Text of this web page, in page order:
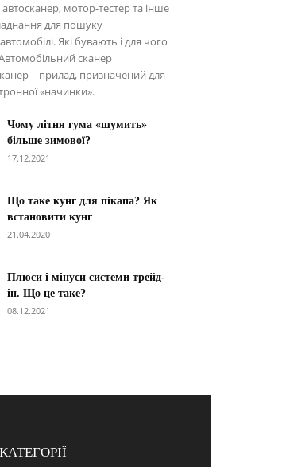
мотор-тестер та інше
для пошуку
Які бувають і для чого
сканер
– прилад, призначений для
«начинки».
Чому літня гума «шумить»
більше зимової?
17.12.2021
Що таке кунг для пікапа? Як
встановити кунг
21.04.2020
Плюси і мінуси системи трейд-
ін. Що це таке?
08.12.2021